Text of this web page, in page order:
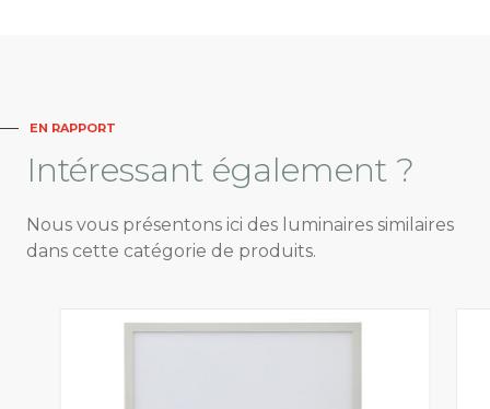
EN RAPPORT
Intéressant également ?
Nous vous présentons ici des luminaires similaires
dans cette catégorie de produits.